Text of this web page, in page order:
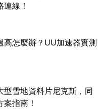
線！
高怎麼辦？UU加速器實測
型雪地資料片尼克斯，同
指南！